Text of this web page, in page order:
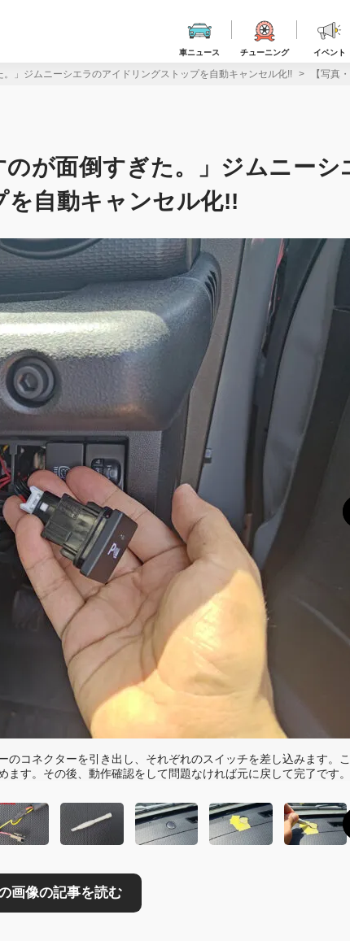
車ニュース チューニング イベント
。」ジムニーシエラのアイドリングストップを自動キャンセル化!! 【写真
のが面倒すぎた。」ジムニーシ
自動キャンセル化!!
コネクターを引き出し、それぞれのスイッチを差し込みます。
す。その後、動作確認をして問題なければ元に戻して完了です。